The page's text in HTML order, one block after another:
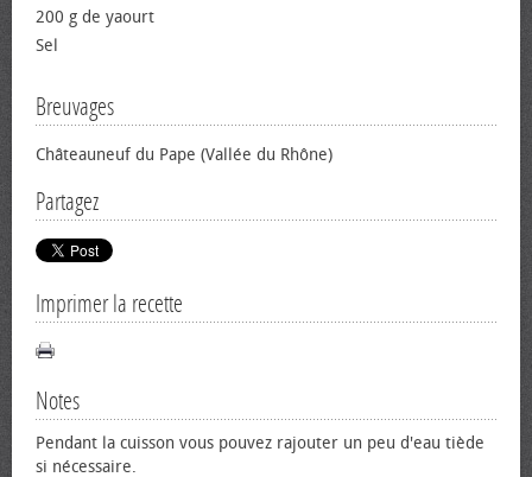
200 g de yaourt
Sel
Breuvages
Châteauneuf du Pape (Vallée du Rhône)
Partagez
Imprimer la recette
Notes
Pendant la cuisson vous pouvez rajouter un peu d'eau tiède
si nécessaire.